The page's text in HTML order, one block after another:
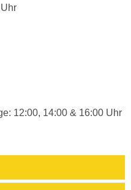
12:00, 14:00 & 16:00 Uhr